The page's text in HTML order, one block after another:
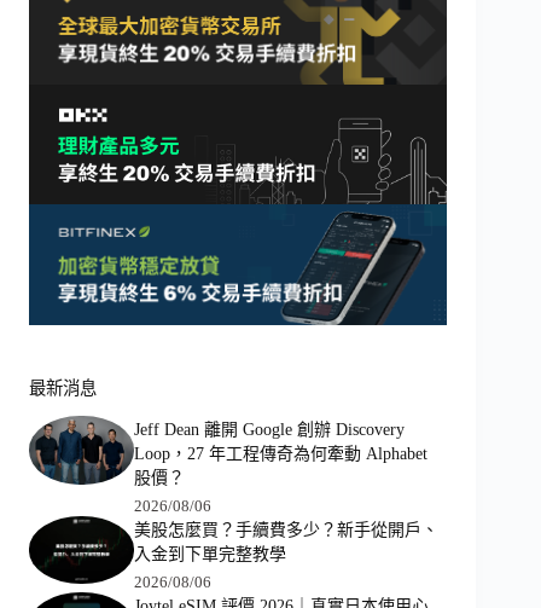
最新消息
Jeff Dean 離開 Google 創辦 Discovery
Loop，27 年工程傳奇為何牽動 Alphabet
股價？
2026/08/06
美股怎麼買？手續費多少？新手從開戶、
入金到下單完整教學
2026/08/06